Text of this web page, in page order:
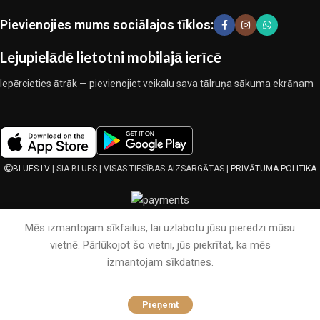
ekspluatācijas īpašības, pievilcīgu izstrādājumu izskatu, ilgu
lietošanas laiku un kalpošanas laiku.
Pievienojies mums sociālajos tīklos:
Lejupielādē lietotni mobilajā ierīcē
Iepērcieties ātrāk — pievienojiet veikalu sava tālruņa sākuma ekrānam
BLUES.LV| SIA BLUES | VISAS TIESĪBAS AIZSARGĀTAS | PRIVĀTUMA POLITIKA
Mēs izmantojam sīkfailus, lai uzlabotu jūsu pieredzi mūsu
vietnē. Pārlūkojot šo vietni, jūs piekrītat, ka mēs
izmantojam sīkdatnes.
Pieņemt